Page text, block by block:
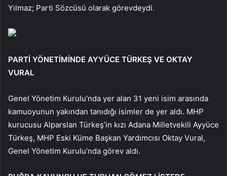
Yılmaz; Parti Sözcüsü olarak görevdeydi.
PARTİ YÖNETİMİNDE AYYÜCE TÜRKEŞ VE OKTAY
VURAL
Genel Yönetim Kurulu’nda yer alan 31 yeni isim arasında
kamuoyunun yakından tanıdığı isimler de yer aldı. MHP
kurucusu Alparslan Türkeş’in kızı Adana Milletvekili Ayyüce
Türkeş, MHP Eski Küme Başkan Yardımcısı Oktay Vural,
Genel Yönetim Kurulu’nda görev aldı.